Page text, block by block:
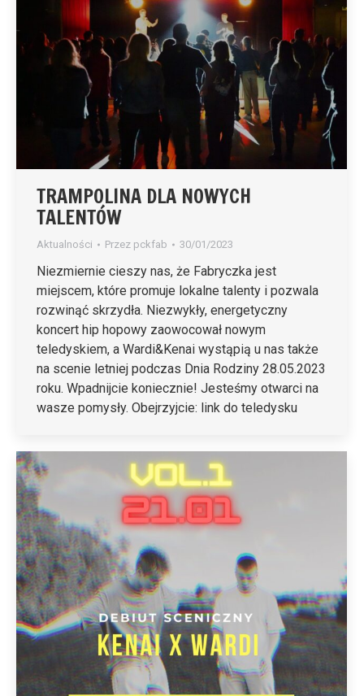
TRAMPOLINA DLA NOWYCH
TALENTÓW
Aktualności Przez pckfab 30/01/2023
Niezmiernie cieszy nas, że Fabryczka jest
miejscem, które promuje lokalne talenty i pozwala
rozwinąć skrzydła. Niezwykły, energetyczny
koncert hip hopowy zaowocował nowym
teledyskiem, a Wardi&Kenai wystąpią u nas także
na scenie letniej podczas Dnia Rodziny 28.05.2023
roku. Wpadnijcie koniecznie! Jesteśmy otwarci na
wasze pomysły. Obejrzyjcie: link do teledysku